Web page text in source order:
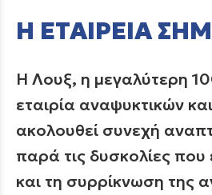
Η ΕΤΑΙΡΕΙΑ
Η Λουξ, η μεγαλύτερη
εταιρία αναψυκτικών
ακολουθεί συνεχή
παρά τις δυσκολίες
και τη συρρίκνωση της